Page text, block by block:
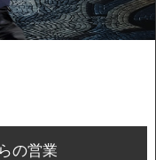
の営業